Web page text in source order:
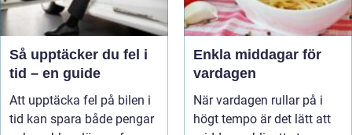
Så upptäcker du fel i
tid – en guide
Att upptäcka fel på bilen i
tid kan spara både pengar
Enkla middagar för
vardagen
När vardagen rullar på i
högt tempo är det lätt att